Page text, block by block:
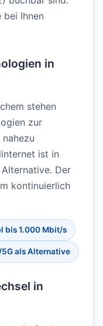
bei Ihnen
in
stehen
zur
ist in
Der
kontinuierlich
bis 1.000 Mbit/s
5G als Alternative
in